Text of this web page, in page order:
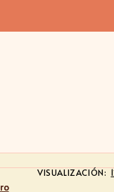
VISUALIZACIÓN: